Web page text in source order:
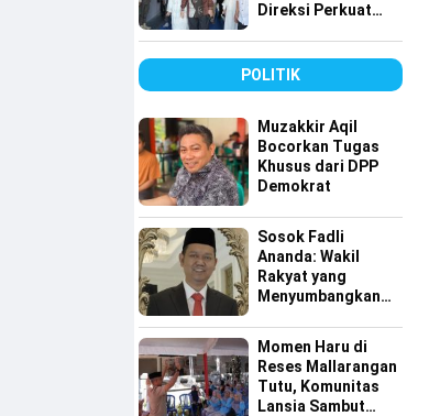
Direksi Perkuat
POLITIK
Muzakkir Aqil
Bocorkan Tugas
Khusus dari DPP
Demokrat
Sosok Fadli
Ananda: Wakil
Rakyat yang
Menyumbangkan
Kurang Mampu
Momen Haru di
Reses Mallarangan
Tutu, Komunitas
Lansia Sambut